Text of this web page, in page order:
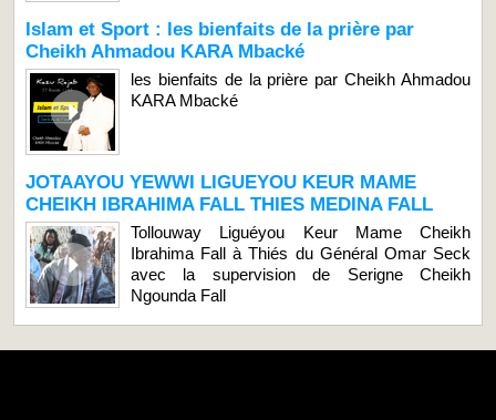
Islam et Sport : les bienfaits de la prière par
Cheikh Ahmadou KARA Mbacké
les bienfaits de la prière par Cheikh Ahmadou
KARA Mbacké
JOTAAYOU YEWWI LIGUEYOU KEUR MAME
CHEIKH IBRAHIMA FALL THIES MEDINA FALL
Tollouway Liguéyou Keur Mame Cheikh
Ibrahima Fall à Thiés du Général Omar Seck
avec la supervision de Serigne Cheikh
Ngounda Fall